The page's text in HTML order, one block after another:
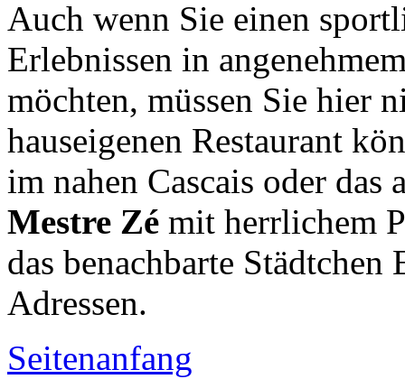
Auch wenn Sie einen
Erlebnissen in
möchten, müssen Sie hier
hauseigenen Restaurant
im nahen Cascais oder
Mestre Zé mit herrlichem
das benachbarte
Adressen.
Seitenanfang